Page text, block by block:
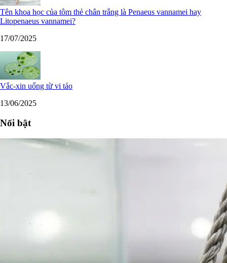
Tên khoa học của tôm thẻ chân trắng là Penaeus vannamei hay
Litopenaeus vannamei?
17/07/2025
Vắc-xin uống từ vi tảo
13/06/2025
Nổi bật